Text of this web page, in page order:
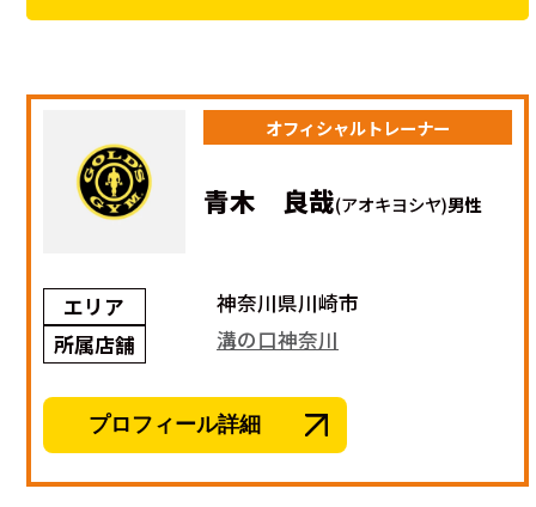
オフィシャルトレーナー
青木 良哉(アオキヨシヤ)男性
エリア
神奈川県川崎市
所属店舗
溝の口神奈川
プロフィール詳細